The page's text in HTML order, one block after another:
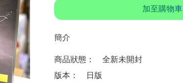
加至購物車
簡介
商品狀態：　全新未開封
版本：　日版